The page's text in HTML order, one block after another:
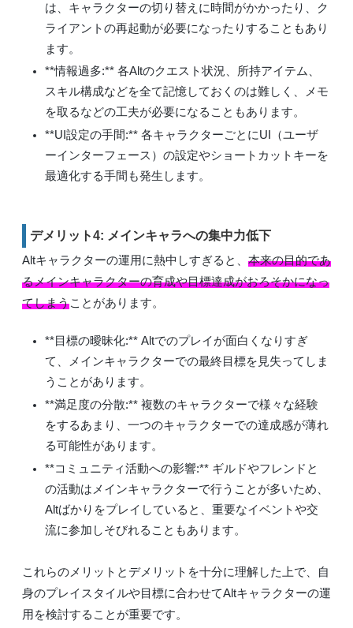
は、キャラクターの切り替えに時間がかかったり、ク
ライアントの再起動が必要になったりすることもあり
ます。
**情報過多:** 各Altのクエスト状況、所持アイテム、
スキル構成などを全て記憶しておくのは難しく、メモ
を取るなどの工夫が必要になることもあります。
**UI設定の手間:** 各キャラクターごとにUI（ユーザ
ーインターフェース）の設定やショートカットキーを
最適化する手間も発生します。
デメリット4: メインキャラへの集中力低下
Altキャラクターの運用に熱中しすぎると、 本来の目的であ
るメインキャラクターの育成や目標達成がおろそかになっ
てしまうことがあります。
**目標の曖昧化:** Altでのプレイが面白くなりすぎ
て、メインキャラクターでの最終目標を見失ってしま
うことがあります。
**満足度の分散:** 複数のキャラクターで様々な経験
をするあまり、一つのキャラクターでの達成感が薄れ
る可能性があります。
**コミュニティ活動への影響:** ギルドやフレンドと
の活動はメインキャラクターで行うことが多いため、
Altばかりをプレイしていると、重要なイベントや交
流に参加しそびれることもあります。
これらのメリットとデメリットを十分に理解した上で、自
身のプレイスタイルや目標に合わせてAltキャラクターの運
用を検討することが重要です。